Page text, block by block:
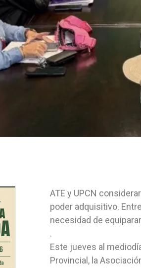
ATE y UPCN
poder adquisitivo.
necesidad de
.
Este jueves al
Provincial, la